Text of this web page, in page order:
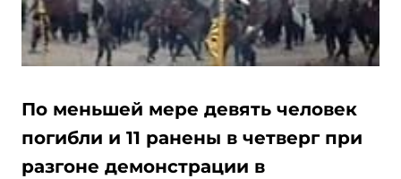
По меньшей мере девять человек
погибли и 11 ранены в четверг при
разгоне демонстрации в